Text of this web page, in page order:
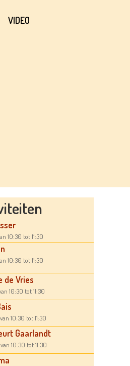
VIDEO
10:30 tot 11:30
10:30 tot 11:30
de Vries
10:30 tot 11:30
van 10:30 tot 11:30
Gaarlandt
van 10:30 tot 11:30